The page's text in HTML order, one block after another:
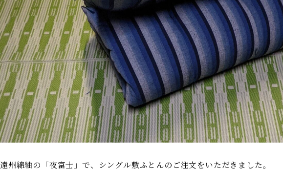
遠州綿紬の「夜富士」で、シングル敷ふとんのご注文をいただきました。